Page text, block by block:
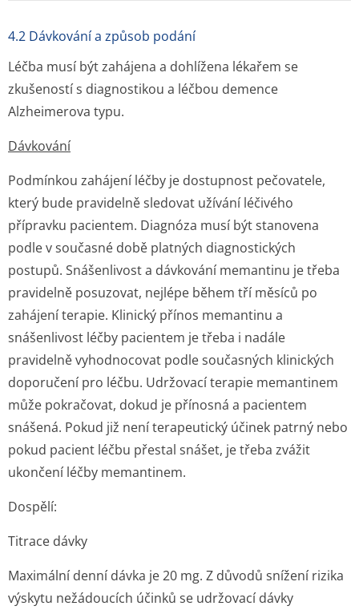
4.2 Dávkování a způsob podání
Léčba musí být zahájena a dohlížena lékařem se
zkušeností s diagnostikou a léčbou demence
Alzheimerova typu.
Dávkování
Podmínkou zahájení léčby je dostupnost pečovatele,
který bude pravidelně sledovat užívání léčivého
přípravku pacientem. Diagnóza musí být stanovena
podle v současné době platných diagnostických
postupů. Snášenlivost a dávkování memantinu je třeba
pravidelně posuzovat, nejlépe během tří měsíců po
zahájení terapie. Klinický přínos memantinu a
snášenlivost léčby pacientem je třeba i nadále
pravidelně vyhodnocovat podle současných klinických
doporučení pro léčbu. Udržovací terapie memantinem
může pokračovat, dokud je přínosná a pacientem
snášená. Pokud již není terapeutický účinek patrný nebo
pokud pacient léčbu přestal snášet, je třeba zvážit
ukončení léčby memantinem.
Dospělí:
Titrace dávky
Maximální denní dávka je 20 mg. Z důvodů snížení rizika
výskytu nežádoucích účinků se udržovací dávky